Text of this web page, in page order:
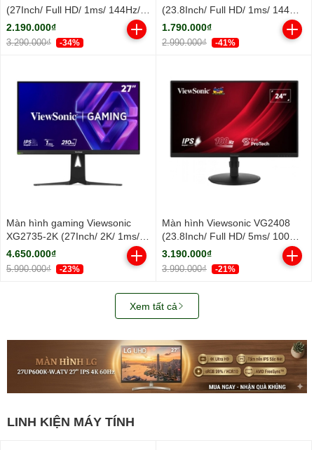
(27Inch/ Full HD/ 1ms/ 144Hz/
300cd/m2/ IPS)
2.190.000₫
3.290.000₫ -34%
(23.8Inch/ Full HD/ 1ms/ 144Hz/
300cd/m2/ IPS)
1.790.000₫
2.990.000₫ -41%
Màn hình gaming Viewsonic
XG2735-2K (27Inch/ 2K/ 1ms/
210Hz/ 400cd/m2/ IPS)
4.650.000₫
5.990.000₫ -23%
Màn hình Viewsonic VG2408
(23.8Inch/ Full HD/ 5ms/ 100HZ/
250cd/m2/ LED/ Tích hợp Loa)
3.190.000₫
3.990.000₫ -21%
Xem tất cả
LINH KIỆN MÁY TÍNH